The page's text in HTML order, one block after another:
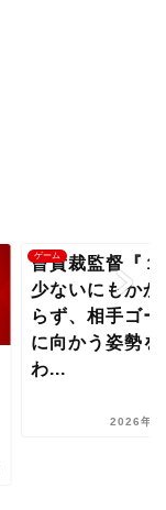
ゲーム
曺貴裁監督『１
少ないにもかか
らず、相手ゴー
に向かう姿勢を
わ...
2026年8